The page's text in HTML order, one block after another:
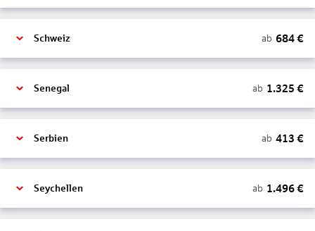
Schweiz ab 684€
Senegal ab 1.325 €
Serbien ab 413 €
Seychellen ab 1.496€